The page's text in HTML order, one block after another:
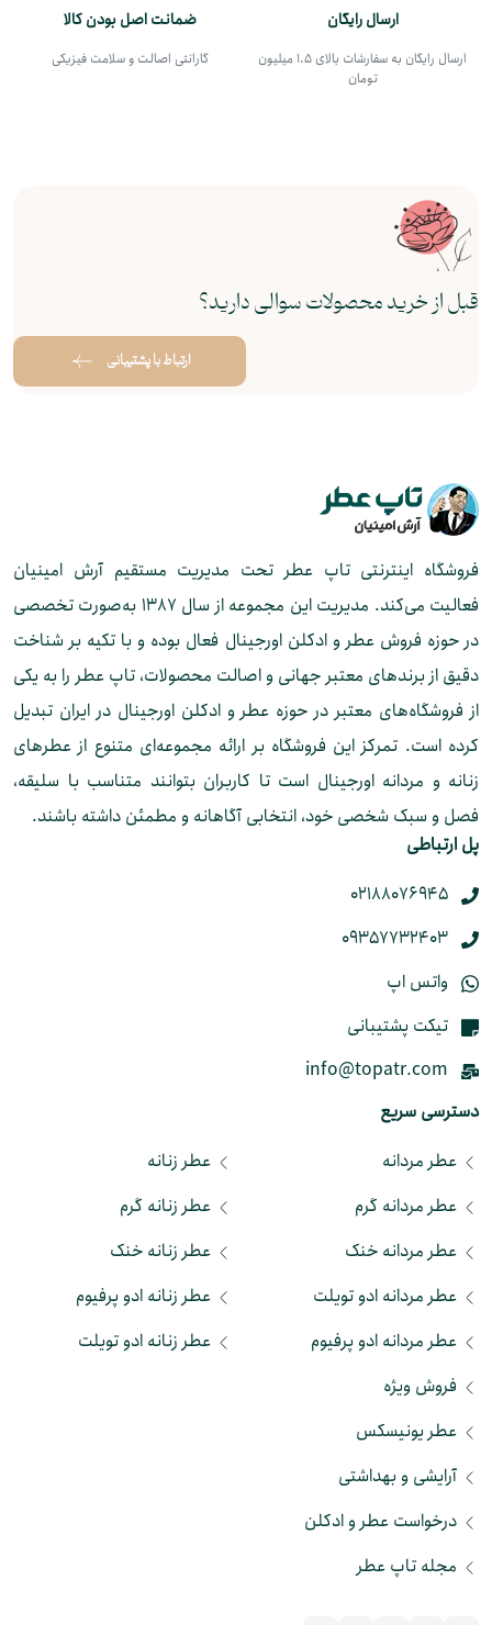
ارسال رایگان
ارسال رایگان به سفارشات بالای 1.5 میلیون
تومان
ضمانت اصل بودن کالا
گارانتی اصالت و سلامت فیزیکی
قبل از خرید محصولات سوالی دارید؟
ارتباط با پشتیبانی
فروشگاه اینترنتی تاپ عطر تحت مدیریت مستقیم آرش امینیان
فعالیت می‌کند. مدیریت این مجموعه از سال ۱۳۸۷ به‌صورت تخصصی
در حوزه فروش عطر و ادکلن اورجینال فعال بوده و با تکیه بر شناخت
دقیق از برندهای معتبر جهانی و اصالت محصولات، تاپ عطر را به یکی
از فروشگاه‌های معتبر در حوزه عطر و ادکلن اورجینال در ایران تبدیل
کرده است. تمرکز این فروشگاه بر ارائه مجموعه‌ای متنوع از عطرهای
زنانه و مردانه اورجینال است تا کاربران بتوانند متناسب با سلیقه،
فصل و سبک شخصی خود، انتخابی آگاهانه و مطمئن داشته باشند.
پل ارتباطی
واتس اپ
تیکت پشتیبانی
دسترسی سریع
عطر مردانه
عطر مردانه گرم
عطر مردانه خنک
عطر مردانه ادو تویلت
عطر مردانه ادو پرفیوم
عطر زنانه
عطر زنانه گرم
عطر زنانه خنک
عطر زنانه ادو پرفیوم
عطر زنانه ادو تویلت
فروش ویژه
عطر یونیسکس
آرایشی و بهداشتی
درخواست عطر و ادکلن
مجله تاپ عطر